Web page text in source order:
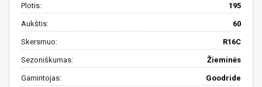
Plotis: 195
Aukštis: 60
Skersmuo: R16C
Sezoniškumas: Žieminės
Gamintojas: Goodride